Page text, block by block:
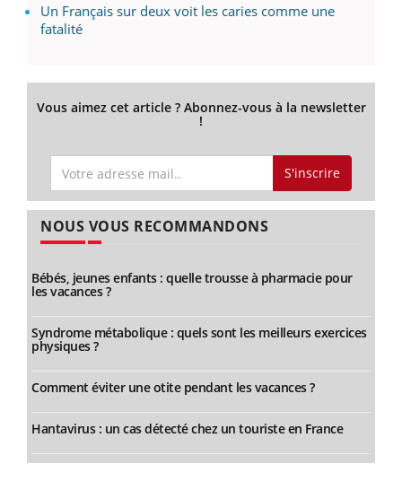
Un Français sur deux voit les caries comme une
fatalité
Vous aimez cet article ? Abonnez-vous à la newsletter
!
S'inscrire
NOUS VOUS RECOMMANDONS
Bébés, jeunes enfants : quelle trousse à pharmacie pour
les vacances ?
Syndrome métabolique : quels sont les meilleurs exercices
physiques ?
Comment éviter une otite pendant les vacances ?
Hantavirus : un cas détecté chez un touriste en France